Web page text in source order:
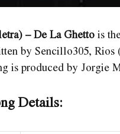
– De La Ghettois
by Sencillo305,
is produced by Jorgie
Details: